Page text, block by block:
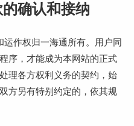
确认和接纳
作权归一海通所有。用户同
序，才能成为本网站的正式
理各方权利义务的契约，始
方另有特别约定的，依其规